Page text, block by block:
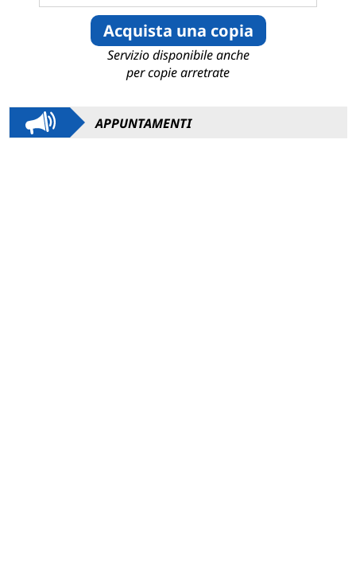
Acquista una copia
Servizio disponibile anche
per copie arretrate
APPUNTAMENTI